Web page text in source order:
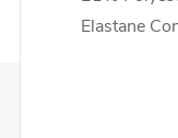
Elastane